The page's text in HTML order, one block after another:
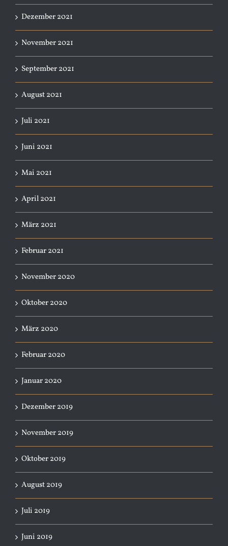
Dezember 2021
November 2021
September 2021
August 2021
Juli 2021
Juni 2021
Mai 2021
April 2021
März 2021
Februar 2021
November 2020
Oktober 2020
März 2020
Februar 2020
Januar 2020
Dezember 2019
November 2019
Oktober 2019
August 2019
Juli 2019
Juni 2019